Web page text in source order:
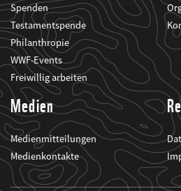
Spenden
Testamentspende
Philanthropie
WWF-Events
Freiwillig arbeiten
Medien
Medienmitteilungen
Medienkontakte